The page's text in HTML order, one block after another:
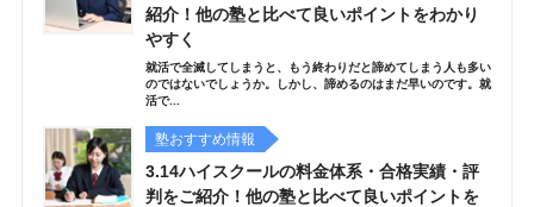
紹介！他の塾と比べて良いポイントをわかり
やすく
就活で全滅してしまうと、もう終わりだと諦めてしまう人も多い
のではないでしょうか。しかし、諦めるのはまだ早いのです。就
活で...
塾おすすめ情報
3.14ハイスクールの料金体系・合格実績・評
判をご紹介！他の塾と比べて良いポイントを